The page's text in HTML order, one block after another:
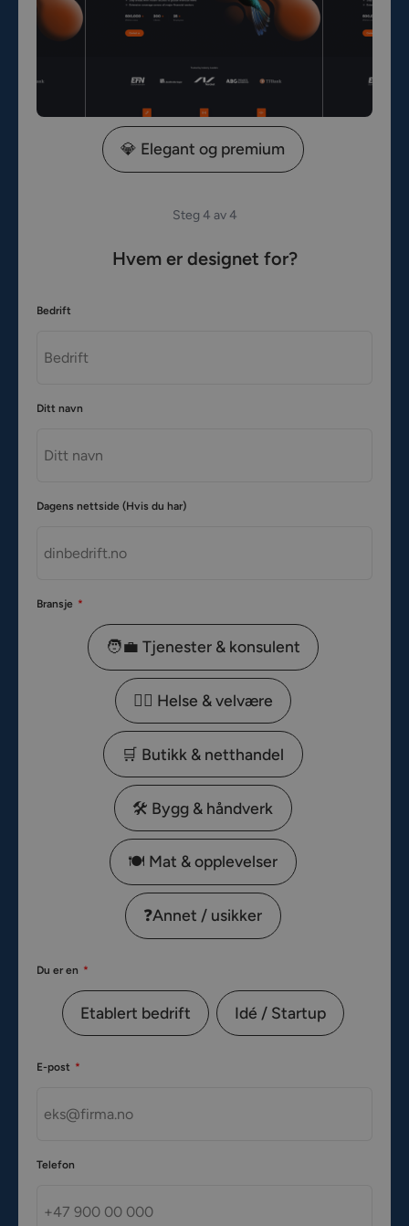
💎 Elegant og premium
Steg 4 av 4
Hvem er designet for?
Bedrift
Ditt navn
Dagens nettside (Hvis du har)
Bransje
🧑‍💼 Tjenester & konsulent
🧑‍⚕️ Helse & velvære
🛒 Butikk & netthandel
🛠️ Bygg & håndverk
🍽️ Mat & opplevelser
❓Annet / usikker
Du er en
Etablert bedrift Idé / Startup
E-post
Telefon